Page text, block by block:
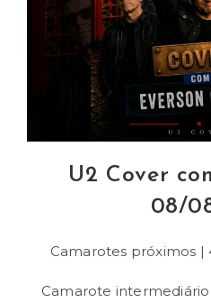
U2 Cover
08/
Camarotes próximos |
Camarote intermediário